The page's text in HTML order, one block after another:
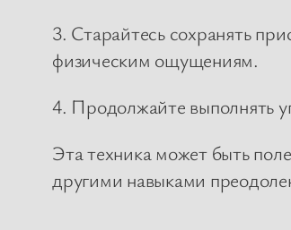
3. Старайтесь сохранять
физическим ощущениям.
4. Продолжайте выполнять
Эта техника может быть
другими навыками